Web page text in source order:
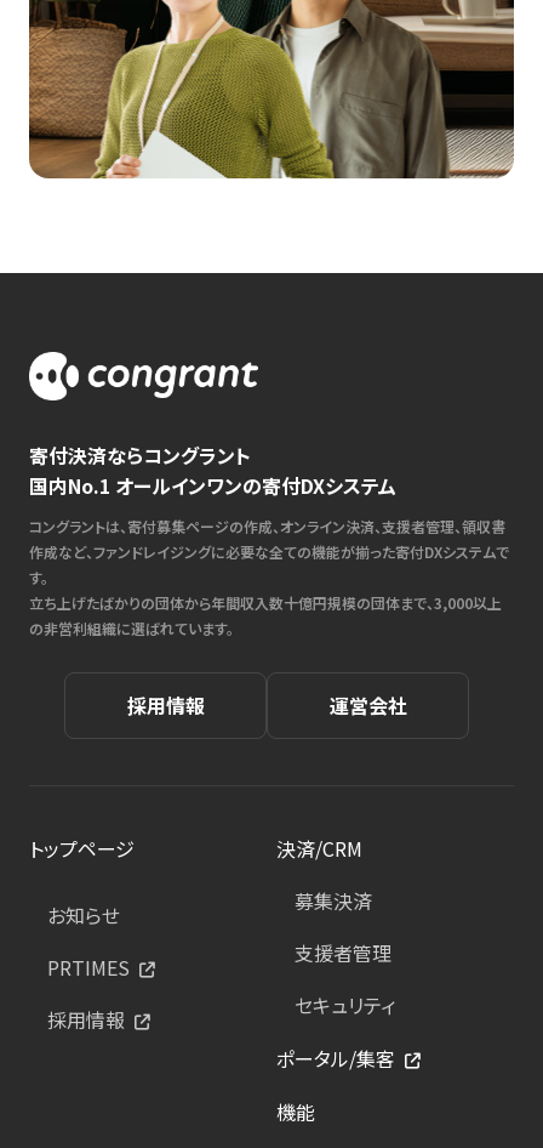
寄付決済ならコングラント
国内No.1 オールインワンの寄付DXシステム
コングラントは、寄付募集ページの作成、オンライン決済、支援者管理、領収書
作成など、ファンドレイジングに必要な全ての機能が揃った寄付DXシステムで
す。
立ち上げたばかりの団体から年間収入数十億円規模の団体まで、3,000以上
の非営利組織に選ばれています。
採用情報 運営会社
トップページ
お知らせ
PRTIMES
採用情報
決済/CRM
募集決済
支援者管理
セキュリティ
ポータル/集客
機能